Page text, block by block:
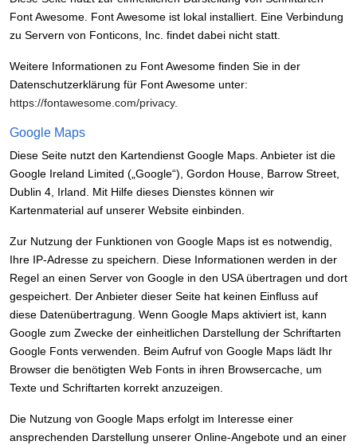
Font Awesome. Font Awesome ist lokal installiert. Eine Verbindung
zu Servern von Fonticons, Inc. findet dabei nicht statt.
Weitere Informationen zu Font Awesome finden Sie in der
Datenschutzerklärung für Font Awesome unter:
https://fontawesome.com/privacy.
Google Maps
Diese Seite nutzt den Kartendienst Google Maps. Anbieter ist die
Google Ireland Limited („Google“), Gordon House, Barrow Street,
Dublin 4, Irland. Mit Hilfe dieses Dienstes können wir
Kartenmaterial auf unserer Website einbinden.
Zur Nutzung der Funktionen von Google Maps ist es notwendig,
Ihre IP-Adresse zu speichern. Diese Informationen werden in der
Regel an einen Server von Google in den USA übertragen und dort
gespeichert. Der Anbieter dieser Seite hat keinen Einfluss auf
diese Datenübertragung. Wenn Google Maps aktiviert ist, kann
Google zum Zwecke der einheitlichen Darstellung der Schriftarten
Google Fonts verwenden. Beim Aufruf von Google Maps lädt Ihr
Browser die benötigten Web Fonts in ihren Browsercache, um
Texte und Schriftarten korrekt anzuzeigen.
Die Nutzung von Google Maps erfolgt im Interesse einer
ansprechenden Darstellung unserer Online-Angebote und an einer